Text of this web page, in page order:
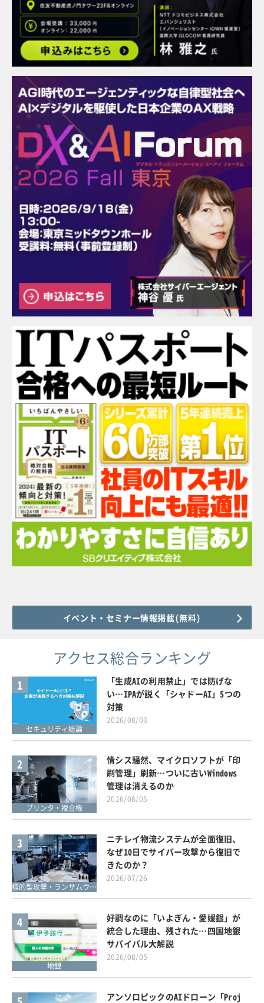
イベント・セミナー情報掲載(無料)
アクセス総合ランキング
1
セキュリティ総論
「生成AIの利用禁止」では防げな
い…IPAが説く「シャドーAI」5つの
対策
2026/08/03
2
プリンタ・複合機
情シス騒然、マイクロソフトが「印
刷管理」刷新…ついに古いWindows
管理は消えるのか
2026/08/05
3
標的型攻撃・ランサムウェア対策
ニチレイ物流システムが全面復旧、
なぜ10日でサイバー攻撃から復旧で
きたのか？
2026/07/26
4
地銀
好調なのに「いよぎん・愛媛銀」が
統合した理由、残された…四国地銀
サバイバル大解説
2026/08/05
アンソロピックのAIドローン「Proj